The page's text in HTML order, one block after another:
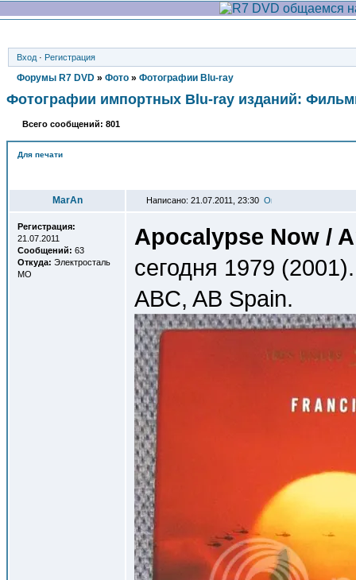
Вход · Регистрация
Форумы R7 DVD » Фото » Фотографии Blu-ray
Фотографии импортных Blu-ray изданий:
Всего сообщений: 801
Для печати
MarAn Написано: 21.07.2011, 23:30
Регистрация:
21.07.2011
Сообщений: 63
Откуда: Электросталь
МО
Apocalypse Now /
сегодня 1979
ABC, AB Spain.